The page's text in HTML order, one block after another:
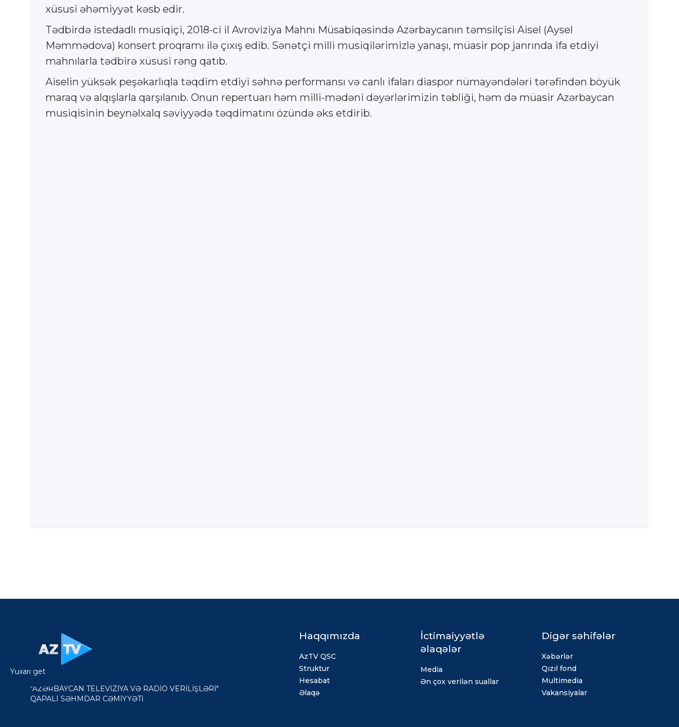
xüsusi əhəmiyyət kəsb edir.
Tədbirdə istedadlı musiqiçi, 2018-ci il Avroviziya Mahnı Müsabiqəsində Azərbaycanın təmsilçisi Aisel (Aysel
Məmmədova) konsert proqramı ilə çıxış edib. Sənətçi milli musiqilərimizlə yanaşı, müasir pop janrında ifa etdiyi
mahnılarla tədbirə xüsusi rəng qatıb.
Aiselin yüksək peşəkarlıqla təqdim etdiyi səhnə performansı və canlı ifaları diaspor nümayəndələri tərəfindən böyük
maraq və alqışlarla qarşılanıb. Onun repertuarı həm milli-mədəni dəyərlərimizin təbliği, həm də müasir Azərbaycan
musiqisinin beynəlxalq səviyyədə təqdimatını özündə əks etdirib.
"AZƏRBAYCAN TELEVİZİYA VƏ RADİO VERİLİŞLƏRİ"
QAPALI SƏHMDAR CƏMİYYƏTİ
Haqqımızda
AzTV QSC
Struktur
Hesabat
Əlaqə
İctimaiyyətlə
əlaqələr
Media
Ən çox verilən suallar
Digər səhifələr
Xəbərlər
Qızıl fond
Multimedia
Vakansiyalar
Yuxarı get